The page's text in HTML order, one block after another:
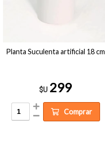
Planta Suculenta artificial 18 cm
$U 299
Comprar